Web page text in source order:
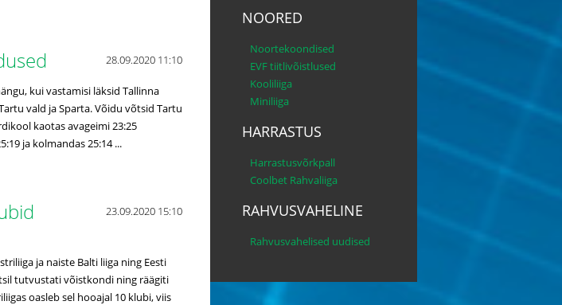
28.09.2020 11:10
kui vastamisi läksid Tallinna
vald ja Sparta. Võidu võtsid Tartu
kaotas avageimi 23:25
ja kolmandas 25:14 ...
23.09.2020 15:10
ja naiste Balti liiga ning Eesti
tutvustati võistkondi ning räägiti
oasleb sel hooajal 10 klubi, viis
NOORED
Noortekoondised
EVF tiitlivõistlused
Kooliliiga
Miniliiga
HARRASTUS
Harrastusvõrkpall
Coolbet Rahvaliiga
RAHVUSVAHELINE
Rahvusvahelised uudised